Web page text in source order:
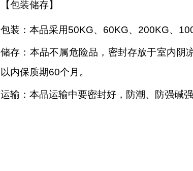
【包装储存】
包装： 本品采用50KG、60KG、200KG、
储存： 本品不属危险品，密封存放于室内阴
以内保质期60个月。
运输： 本品运输中要密封好，防潮、防强碱